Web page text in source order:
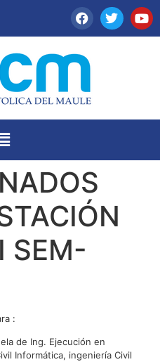
SEM-
:
de Ing. Ejecución en
Informática, ingeniería Civil